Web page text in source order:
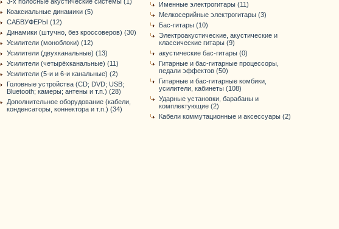
Коаксиальные динамики (5)
САБВУФЕРЫ (12)
Динамики (штучно, без кроссоверов) (30)
Усилители (моноблоки) (12)
Усилители (двухканальные) (13)
Усилители (четырёхканальные) (11)
Усилители (5-и и 6-и канальные) (2)
Головные устройства (CD; DVD; USB;
Bluetooth; камеры; антены и т.п.) (28)
Дополнительное оборудование (кабели,
конденсаторы, коннектора и т.п.) (34)
Именные электрогитары (11)
Мелкосерийные электрогитары (3)
Бас-гитары (10)
Электроакустические, акустические и
классические гитары (9)
акустические бас-гитары (0)
Гитарные и бас-гитарные процессоры,
педали эффектов (50)
Гитарные и бас-гитарные комбики,
усилители, кабинеты (108)
Ударные установки, барабаны и
комплектующие (2)
Кабели коммутационные и аксессуары (2)